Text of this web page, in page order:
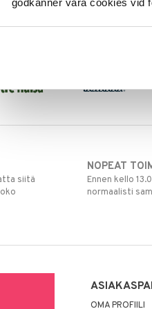
godkänner våra cookies vid
siitä
NOPEAT
Ennen kello
normaalisti
OMA PROFIILI